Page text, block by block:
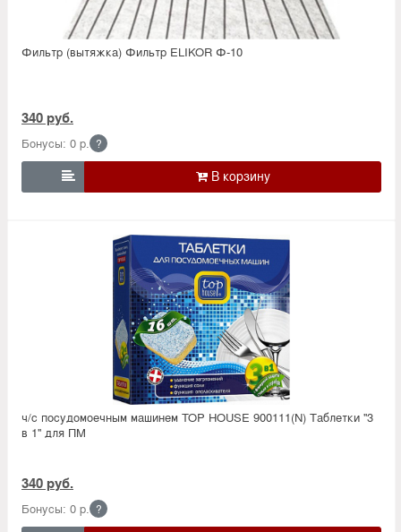
Фильтр (вытяжка) Фильтр ELIKOR Ф-10
340 руб.
Бонусы: 0 р. ?

ч/с посудомоечным машинем TOP HOUSE 900111(N) Таблетки ''3
в 1'' для ПМ
340 руб.
Бонусы: 0 р. ?